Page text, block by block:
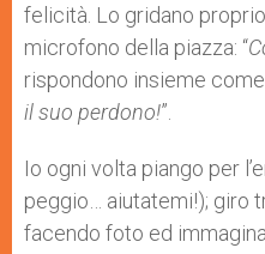
felicità. Lo gridano
microfono della piazza: “
rispondono insieme
il suo perdono!”.
Io ogni volta piango per
peggio… aiutatemi!); giro
facendo foto ed